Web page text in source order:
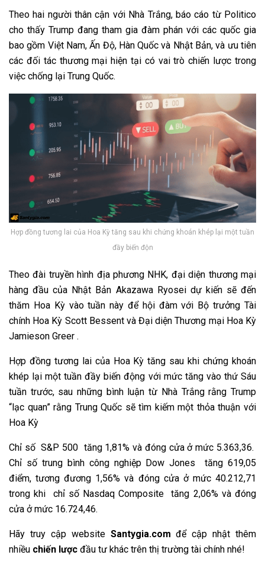
Theo hai người thân cận với Nhà Trắng, báo cáo từ Politico
cho thấy Trump đang tham gia đàm phán với các quốc gia
bao gồm Việt Nam, Ấn Độ, Hàn Quốc và Nhật Bản, và ưu tiên
các đối tác thương mại hiện tại có vai trò chiến lược trong
việc chống lại Trung Quốc.
Hợp đồng tương lai của Hoa Kỳ tăng sau khi chứng khoán khép lại một tuần
đầy biến độn
Theo đài truyền hình địa phương NHK, đại diện thương mại
hàng đầu của Nhật Bản Akazawa Ryosei dự kiến ​​sẽ đến
thăm Hoa Kỳ vào tuần này để hội đàm với Bộ trưởng Tài
chính Hoa Kỳ Scott Bessent và Đại diện Thương mại Hoa Kỳ
Jamieson Greer .
Hợp đồng tương lai của Hoa Kỳ tăng sau khi chứng khoán
khép lại một tuần đầy biến động với mức tăng vào thứ Sáu
tuần trước, sau những bình luận từ Nhà Trắng rằng Trump
“lạc quan” rằng Trung Quốc sẽ tìm kiếm một thỏa thuận với
Hoa Kỳ
Chỉ số S&P 500 tăng 1,81% và đóng cửa ở mức 5.363,36.
Chỉ số trung bình công nghiệp Dow Jones tăng 619,05
điểm, tương đương 1,56% và đóng cửa ở mức 40.212,71
trong khi chỉ số Nasdaq Composite tăng 2,06% và đóng
cửa ở mức 16.724,46.
Hãy truy cập website Santygia.com để cập nhật thêm
nhiều chiến lược đầu tư khác trên thị trường tài chính nhé!